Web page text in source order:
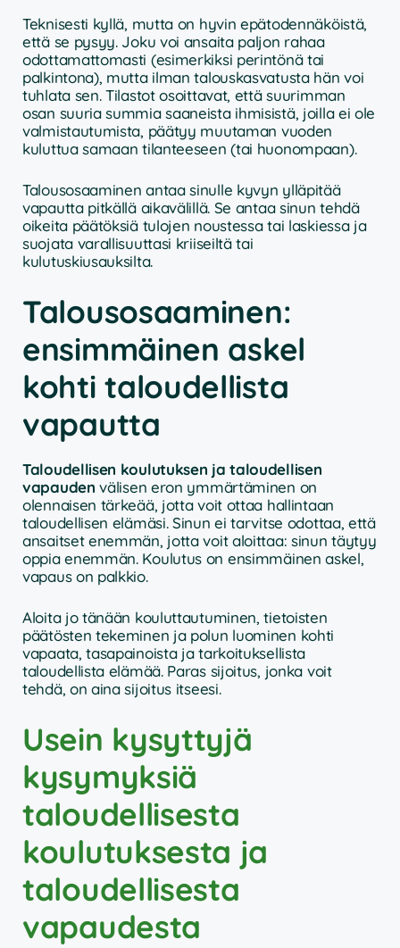
Teknisesti kyllä, mutta on hyvin epätodennäköistä,
että se pysyy. Joku voi ansaita paljon rahaa
odottamattomasti (esimerkiksi perintönä tai
palkintona), mutta ilman talouskasvatusta hän voi
tuhlata sen. Tilastot osoittavat, että suurimman
osan suuria summia saaneista ihmisistä, joilla ei ole
valmistautumista, päätyy muutaman vuoden
kuluttua samaan tilanteeseen (tai huonompaan).
Talousosaaminen antaa sinulle kyvyn ylläpitää
vapautta pitkällä aikavälillä. Se antaa sinun tehdä
oikeita päätöksiä tulojen noustessa tai laskiessa ja
suojata varallisuuttasi kriiseiltä tai
kulutuskiusauksilta.
Talousosaaminen:
ensimmäinen askel
kohti taloudellista
vapautta
Taloudellisen koulutuksen ja taloudellisen
vapauden välisen eron ymmärtäminen on
olennaisen tärkeää, jotta voit ottaa hallintaan
taloudellisen elämäsi. Sinun ei tarvitse odottaa, että
ansaitset enemmän, jotta voit aloittaa: sinun täytyy
oppia enemmän. Koulutus on ensimmäinen askel,
vapaus on palkkio.
Aloita jo tänään kouluttautuminen, tietoisten
päätösten tekeminen ja polun luominen kohti
vapaata, tasapainoista ja tarkoituksellista
taloudellista elämää. Paras sijoitus, jonka voit
tehdä, on aina sijoitus itseesi.
Usein kysyttyjä
kysymyksiä
taloudellisesta
koulutuksesta ja
taloudellisesta
vapaudesta